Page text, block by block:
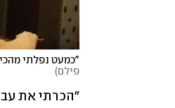
"כמעט נפלתי
פילם )